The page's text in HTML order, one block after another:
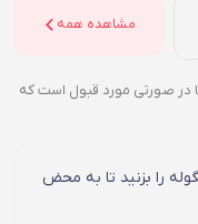
مشاهده همه
در صورتی مورد قبول است که
را بزنید تا به محض